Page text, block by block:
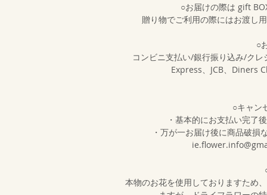
○お届けの際は gift
贈り物でご利用の際にはお渡し
○
コンビニ支払い/銀行振り込み/ク
Express、JCB、Diners
○キャン
・基本的にお支払い完了
・万が一お届け後に商品破
本物のお花を使用しておりますため